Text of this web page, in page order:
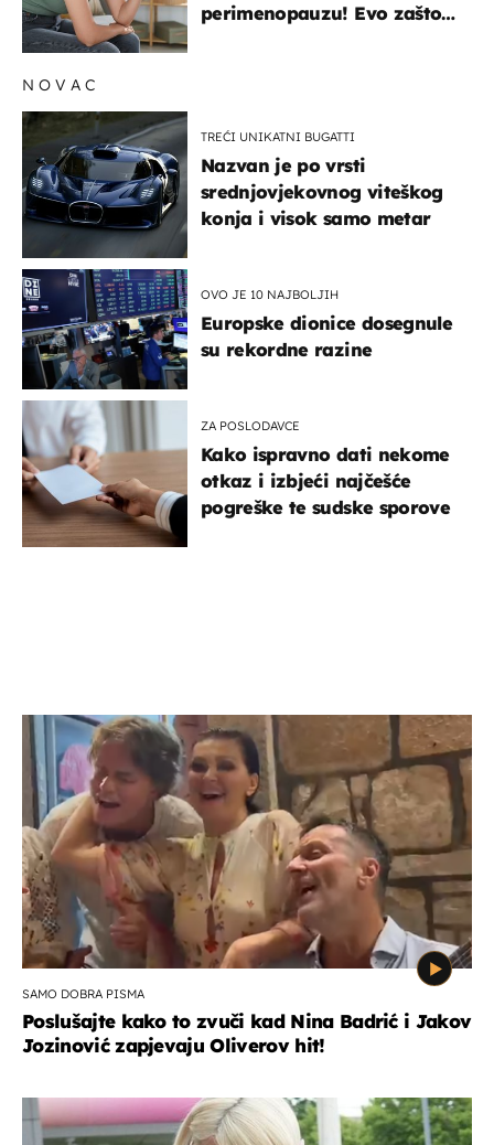
perimenopauzu! Evo zašto
NOVAC
TREĆI UNIKATNI BUGATTI
Nazvan je po vrsti
srednjovjekovnog viteškog
konja i visok samo metar
OVO JE 10 NAJBOLJIH
Europske dionice dosegnule
su rekordne razine
ZA POSLODAVCE
Kako ispravno dati nekome
otkaz i izbjeći najčešće
pogreške te sudske sporove
SAMO DOBRA PISMA
Poslušajte kako to zvuči kad Nina Badrić i Jakov
Jozinović zapjevaju Oliverov hit!